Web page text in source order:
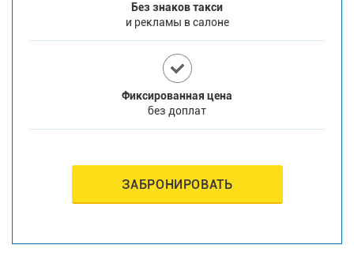
Без знаков такси
и рекламы в салоне
Фиксированная цена
без доплат
ЗАБРОНИРОВАТЬ